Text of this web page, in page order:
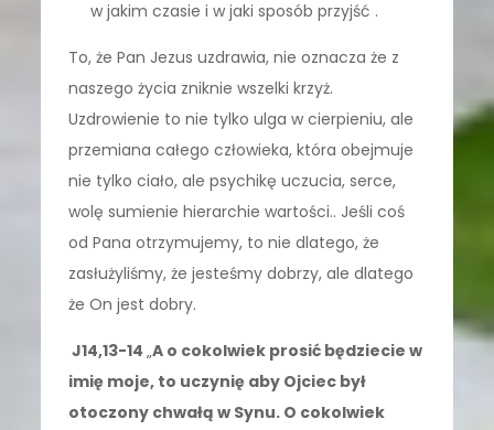
w jakim czasie i w jaki sposób przyjść .
To, że Pan Jezus uzdrawia, nie oznacza że z
naszego życia zniknie wszelki krzyż.
Uzdrowienie to nie tylko ulga w cierpieniu, ale
przemiana całego człowieka, która obejmuje
nie tylko ciało, ale psychikę uczucia, serce,
wolę sumienie hierarchie wartości.. Jeśli coś
od Pana otrzymujemy, to nie dlatego, że
zasłużyliśmy, że jesteśmy dobrzy, ale dlatego
że On jest dobry.
J14,13-14„A o cokolwiek prosić będziecie w
imię moje, to uczynię aby Ojciec był
otoczony chwałą w Synu. O cokolwiek